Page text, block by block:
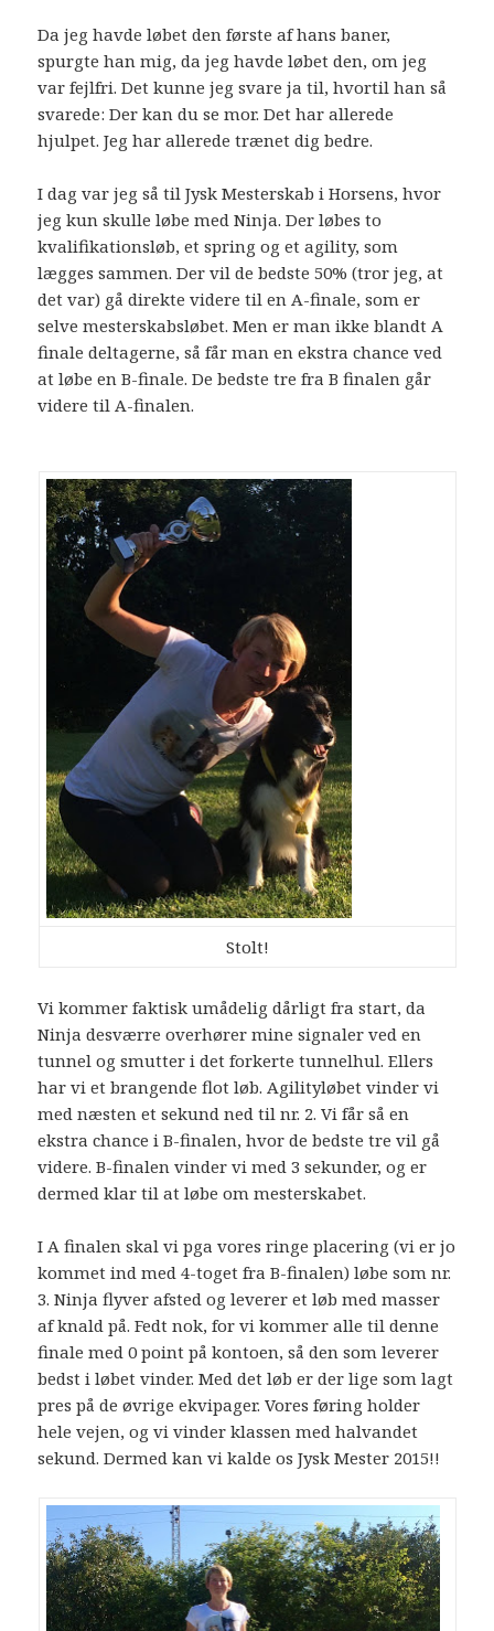
Da jeg havde løbet den første af hans baner,
spurgte han mig, da jeg havde løbet den, om jeg
var fejlfri. Det kunne jeg svare ja til, hvortil han så
svarede: Der kan du se mor. Det har allerede
hjulpet. Jeg har allerede trænet dig bedre.
I dag var jeg så til Jysk Mesterskab i Horsens, hvor
jeg kun skulle løbe med Ninja. Der løbes to
kvalifikationsløb, et spring og et agility, som
lægges sammen. Der vil de bedste 50% (tror jeg, at
det var) gå direkte videre til en A-finale, som er
selve mesterskabsløbet. Men er man ikke blandt A
finale deltagerne, så får man en ekstra chance ved
at løbe en B-finale. De bedste tre fra B finalen går
videre til A-finalen.
Stolt!
Vi kommer faktisk umådelig dårligt fra start, da
Ninja desværre overhører mine signaler ved en
tunnel og smutter i det forkerte tunnelhul. Ellers
har vi et brangende flot løb. Agilityløbet vinder vi
med næsten et sekund ned til nr. 2. Vi får så en
ekstra chance i B-finalen, hvor de bedste tre vil gå
videre. B-finalen vinder vi med 3 sekunder, og er
dermed klar til at løbe om mesterskabet.
I A finalen skal vi pga vores ringe placering (vi er jo
kommet ind med 4-toget fra B-finalen) løbe som nr.
3. Ninja flyver afsted og leverer et løb med masser
af knald på. Fedt nok, for vi kommer alle til denne
finale med 0 point på kontoen, så den som leverer
bedst i løbet vinder. Med det løb er der lige som lagt
pres på de øvrige ekvipager. Vores føring holder
hele vejen, og vi vinder klassen med halvandet
sekund. Dermed kan vi kalde os Jysk Mester 2015!!